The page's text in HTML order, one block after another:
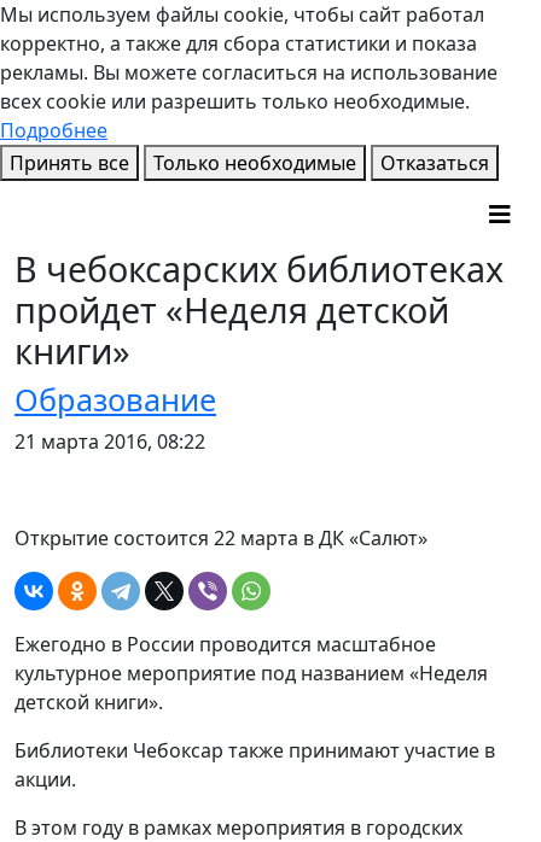
Мы используем файлы cookie, чтобы сайт работал
корректно, а также для сбора статистики и показа
рекламы. Вы можете согласиться на использование
всех cookie или разрешить только необходимые.
Подробнее
Принять все
Только необходимые Отказаться
В чебоксарских библиотеках
пройдет «Неделя детской
книги»
Образование
21 марта 2016, 08:22
Открытие состоится 22 марта в ДК «Салют»
Ежегодно в России проводится масштабное
культурное мероприятие под названием «Неделя
детской книги».
Библиотеки Чебоксар также принимают участие в
акции.
В этом году в рамках мероприятия в городских